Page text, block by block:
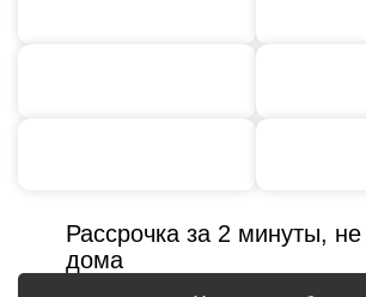
Рассрочка за 2 минуты,
дома